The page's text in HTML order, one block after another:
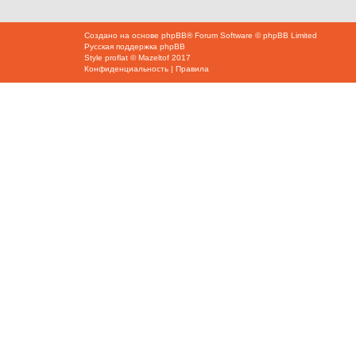
Создано на основе phpBB® Forum Software © phpBB Limited
Русская поддержка phpBB
Style proflat ©Mazeltof 2017
Конфиденциальность | Правила